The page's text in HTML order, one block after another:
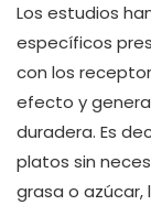
Los estudios
específicos
con los
efecto y
duradera. Es
platos sin
grasa o